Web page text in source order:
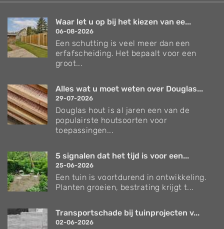
Waar let u op bij het kiezen van ee...
06-08-2026
Een schutting is veel meer dan een
erfafscheiding. Het bepaalt voor een
groot...
Alles wat u moet weten over Douglas...
29-07-2026
Douglas hout is al jaren een van de
populairste houtsoorten voor
toepassingen...
5 signalen dat het tijd is voor een...
25-06-2026
Een tuin is voortdurend in ontwikkeling.
Planten groeien, bestrating krijgt t...
Transportschade bij tuinprojecten v...
02-06-2026